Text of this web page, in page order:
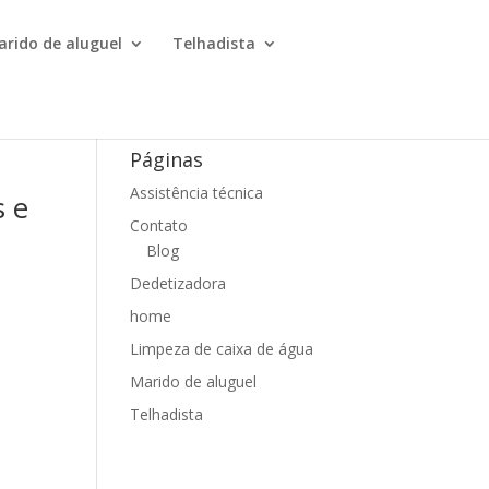
de aluguel Telhadista
e
Páginas
Assistência técnica
Contato
Blog
Dedetizadora
home
Limpeza de caixa de água
Marido de aluguel
Telhadista